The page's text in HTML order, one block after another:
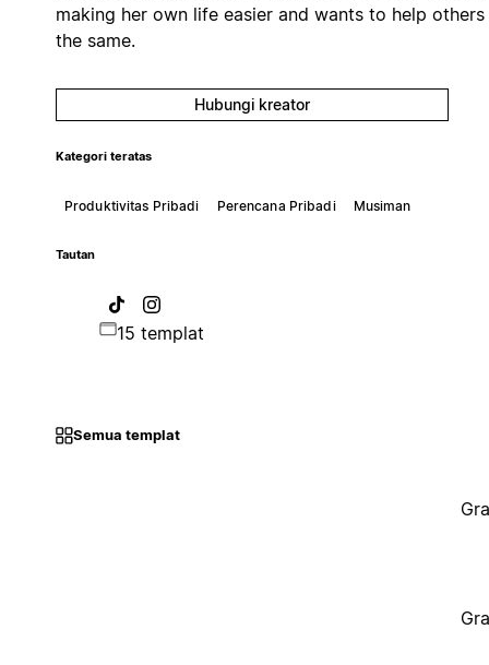
making her own life easier and wants to help
the same.
Hubungi kreator
Kategori teratas
Produktivitas Pribadi Perencana Pribadi Musiman
Tautan
15 templat
Semua templat